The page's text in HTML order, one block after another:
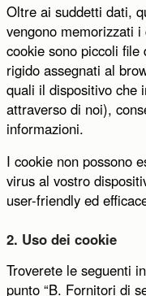
Oltre ai suddetti dati,
vengono memorizzati
cookie sono piccoli
rigido assegnati al
quali il dispositivo che
attraverso di noi),
informazioni.
I cookie non possono
virus al vostro
user-friendly ed
2. Uso dei cookie
Troverete le seguenti
punto “B. Fornitori di